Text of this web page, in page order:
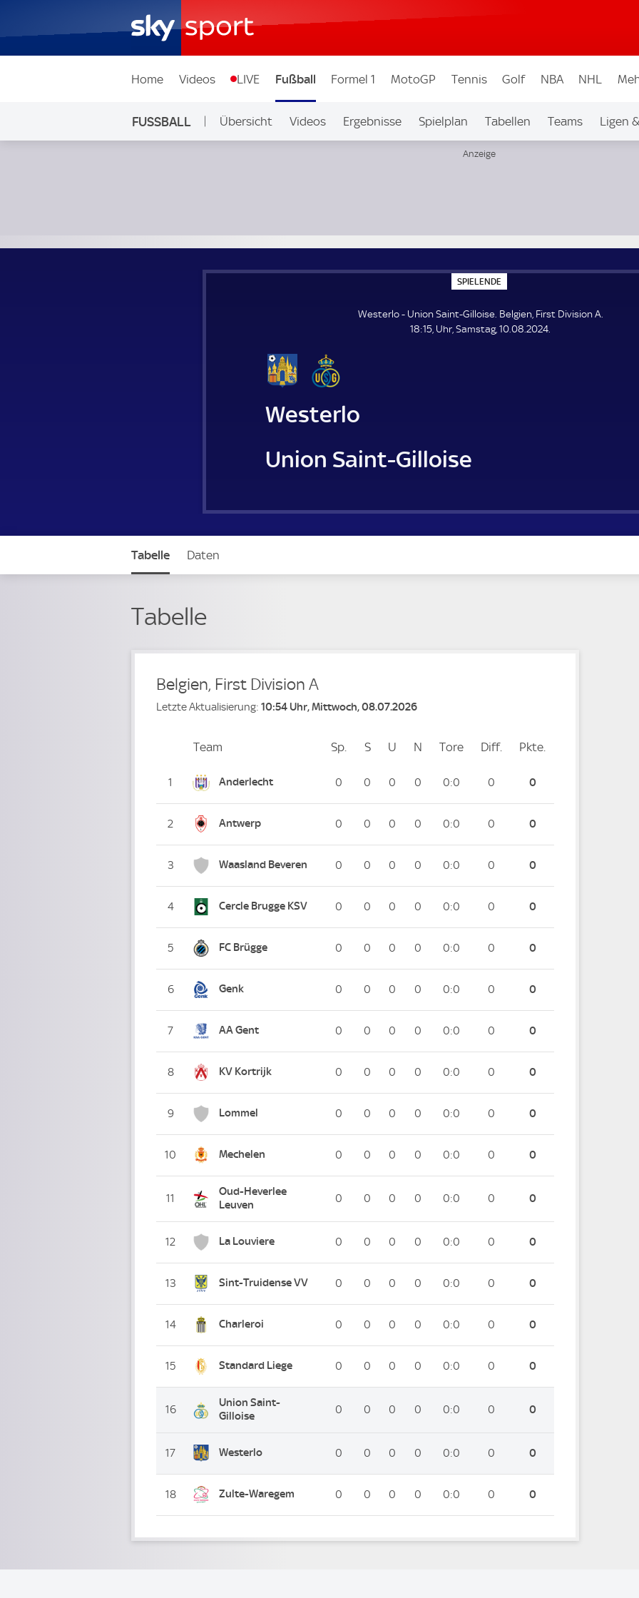
Home Videos LIVE Fußball Formel 1 MotoGP Tennis Golf NBA NHL
FUSSBALL Übersicht Videos Ergebnisse Spielplan Tabellen Teams Ligen
SPIELENDE
P
E
L
E
Westerlo - Union Saint-Gilloise. Belgien, First Division A.
18:15, Uhr, Samstag, 10.08.2024.
Westerlo
Union Saint-Gilloise
Tabelle Daten
Tabelle
Belgien, First Division A
Letzte Aktualisierung: 10:54 Uhr, Mittwoch, 08.07.2026
PlatzTeam Sp. Spiele
SSiege
U Unentschieden
N Niederlagen
Tore ToreDiff. Differenz
Pkte.
1 Anderlecht 0 0 0 0 0:0 0 0
2 Antwerp 0 0 0 0 0:0 0 0
3 Waasland Beveren 0 0 0 0 0:0 0 0
4 Cercle Brugge KSV 0 0 0 0 0:0 0 0
5 FC Brügge 0 0 0 0 0:0 0 0
6 Genk 0 0 0 0 0:0 0 0
7 AA Gent 0 0 0 0 0:0 0 0
8 KV Kortrijk 0 0 0 0 0:0 0 0
9 Lommel 0 0 0 0 0:0 0 0
10 Mechelen 0 0 0 0 0:0 0 0
11
Oud-Heverlee
Leuven
0 0 0 0 0:0 0 0
12 La Louviere 0 0 0 0 0:0 0 0
13 Sint-Truidense VV 0 0 0 0 0:0 0 0
14 Charleroi 0 0 0 0 0:0 0 0
15 Standard Liege 0 0 0 0 0:0 0 0
16
Union Saint-
Gilloise
0 0 0 0 0:0 0 0
17 Westerlo 0 0 0 0 0:0 0 0
18 Zulte-Waregem 0 0 0 0 0:0 0 0